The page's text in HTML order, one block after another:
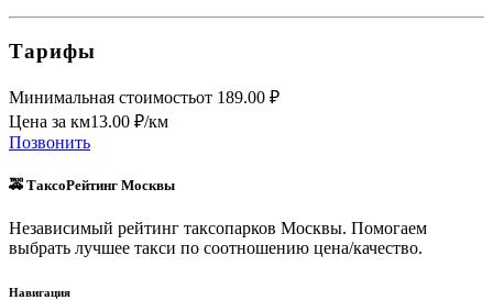
Тарифы
Минимальная стоимостьот 189.00 ₽
Цена за км13.00 ₽/км
Позвонить
🚕 ТаксоРейтинг Москвы
Независимый рейтинг таксопарков Москвы. Помогаем
выбрать лучшее такси по соотношению цена/качество.
Навигация